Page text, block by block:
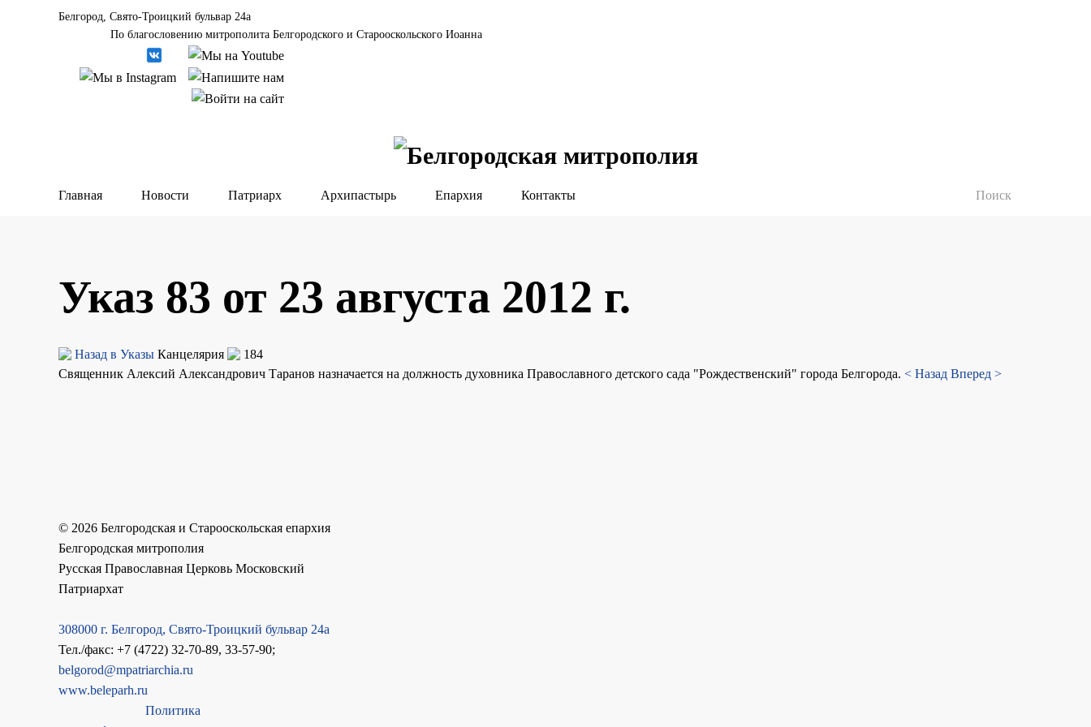
Белгород, Свято-Троицкий бульвар 24а
По благословению митрополита Белгородского и Старооскольского Иоанна
Главная Новости Патриарх Архипастырь Епархия Контакты
Указ 83 от 23 августа 2012 г.
Назад в Указы Канцелярия
184
Священник Алексий Александрович Таранов назначается на должность духовника Православного детского сада "Рождественский" города Белгорода. < Назад Вперед >
© 2026 Белгородская и Старооскольская епархия
Белгородская митрополия
Русская Православная Церковь Московский
Патриархат
308000 г. Белгород, Свято-Троицкий бульвар 24а
Тел./факс: +7 (4722) 32-70-89, 33-57-90;
belgorod@mpatriarchia.ru
www.beleparh.ru
Политика